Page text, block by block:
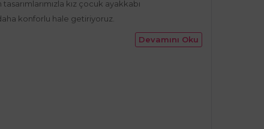
kız çocuk ayakkabı
konforlu hale getiriyoruz.
Devamını Oku